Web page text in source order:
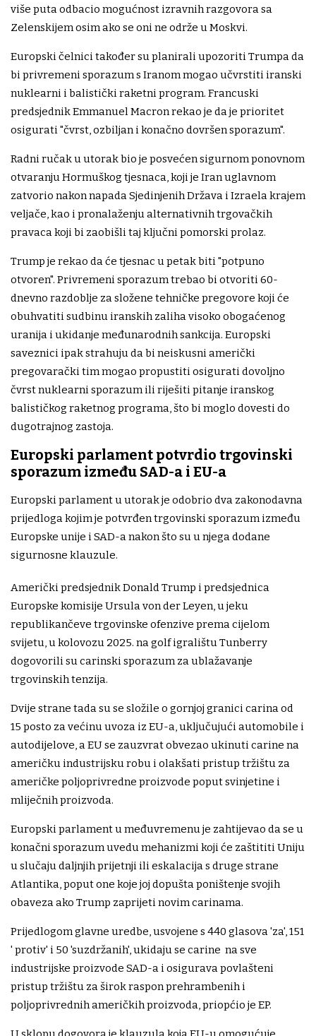
više puta odbacio mogućnost izravnih razgovora sa
Zelenskijem osim ako se oni ne održe u Moskvi.
Europski čelnici također su planirali upozoriti Trumpa da
bi privremeni sporazum s Iranom mogao učvrstiti iranski
nuklearni i balistički raketni program. Francuski
predsjednik Emmanuel Macron rekao je da je prioritet
osigurati "čvrst, ozbiljan i konačno dovršen sporazum".
Radni ručak u utorak bio je posvećen sigurnom ponovnom
otvaranju Hormuškog tjesnaca, koji je Iran uglavnom
zatvorio nakon napada Sjedinjenih Država i Izraela krajem
veljače, kao i pronalaženju alternativnih trgovačkih
pravaca koji bi zaobišli taj ključni pomorski prolaz.
Trump je rekao da će tjesnac u petak biti "potpuno
otvoren". Privremeni sporazum trebao bi otvoriti 60-
dnevno razdoblje za složene tehničke pregovore koji će
obuhvatiti sudbinu iranskih zaliha visoko obogaćenog
uranija i ukidanje međunarodnih sankcija. Europski
saveznici ipak strahuju da bi neiskusni američki
pregovarački tim mogao propustiti osigurati dovoljno
čvrst nuklearni sporazum ili riješiti pitanje iranskog
balističkog raketnog programa, što bi moglo dovesti do
dugotrajnog zastoja.
Europski parlament potvrdio trgovinski
sporazum između SAD-a i EU-a
Europski parlament u utorak je odobrio dva zakonodavna
prijedloga kojim je potvrđen trgovinski sporazum između
Europske unije i SAD-a nakon što su u njega dodane
sigurnosne klauzule.
Američki predsjednik Donald Trump i predsjednica
Europske komisije Ursula von der Leyen, u jeku
republikančeve trgovinske ofenzive prema cijelom
svijetu, u kolovozu 2025. na golf igralištu Tunberry
dogovorili su carinski sporazum za ublažavanje
trgovinskih tenzija.
Dvije strane tada su se složile o gornjoj granici carina od
15 posto za većinu uvoza iz EU-a, uključujući automobile i
autodijelove, a EU se zauzvrat obvezao ukinuti carine na
američku industrijsku robu i olakšati pristup tržištu za
američke poljoprivredne proizvode poput svinjetine i
mliječnih proizvoda.
Europski parlament u međuvremenu je zahtijevao da se u
konačni sporazum uvedu mehanizmi koji će zaštititi Uniju
u slučaju daljnjih prijetnji ili eskalacija s druge strane
Atlantika, poput one koje joj dopušta poništenje svojih
obaveza ako Trump zaprijeti novim carinama.
Prijedlogom glavne uredbe, usvojene s 440 glasova 'za', 151
' protiv' i 50 'suzdržanih', ukidaju se carine na sve
industrijske proizvode SAD-a i osigurava povlašteni
pristup tržištu za širok raspon prehrambenih i
poljoprivrednih američkih proizvoda, priopćio je EP.